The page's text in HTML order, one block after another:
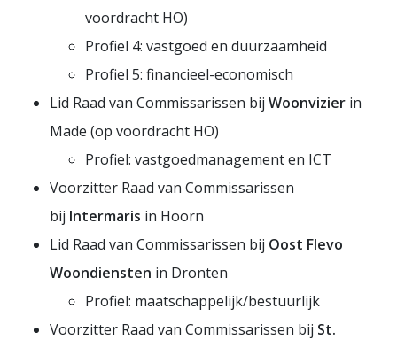
voordracht HO)
Profiel 4: vastgoed en duurzaamheid
Profiel 5: financieel-economisch
Lid Raad van Commissarissen bij Woonvizier in
Made (op voordracht HO)
Profiel: vastgoedmanagement en ICT
Voorzitter Raad van Commissarissen
bij Intermaris in Hoorn
Lid Raad van Commissarissen bij Oost Flevo
Woondiensten in Dronten
Profiel: maatschappelijk/bestuurlijk
Voorzitter Raad van Commissarissen bij St.